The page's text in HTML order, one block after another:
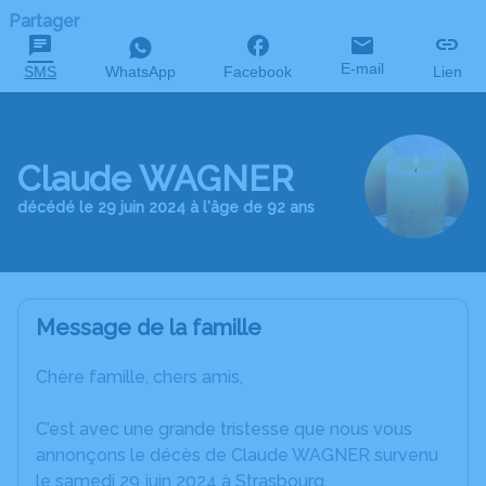
Partager
SMS WhatsApp Facebook E-mail Lien
Claude WAGNER
décédé le 29 juin 2024 à l'âge de 92 ans
Message de la famille
Chère famille, chers amis,
C’est avec une grande tristesse que nous vous
annonçons le décès de Claude WAGNER survenu
le samedi 29 juin 2024 à Strasbourg.